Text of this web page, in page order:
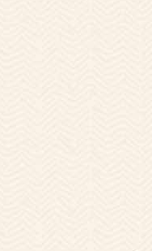
PINTEREST
OP YOUTUBE
OP TIKTOK